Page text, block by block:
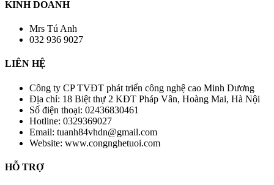
KINH DOANH
Mrs Tú Anh
032 936 9027
LIÊN HỆ
Công ty CP TVĐT phát triển công nghệ cao Minh Dương
Địa chỉ: 18 Biệt thự 2 KĐT Pháp Vân, Hoàng Mai, Hà Nội
Số điện thoại: 02436830461
Hotline: 0329369027
Email: tuanh84vhdn@gmail.com
Website: www.congnghetuoi.com
HỖ TRỢ